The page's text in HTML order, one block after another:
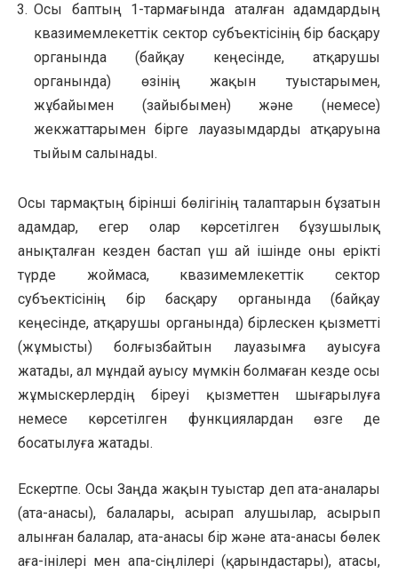
Осы баптың 1-тармағында аталған адамдардың
квазимемлекеттік сектор субъектісінің бір басқару
органында (байқау кеңесінде, атқарушы
органында) өзінің жақын туыстарымен,
жұбайымен (зайыбымен) және (немесе)
жекжаттарымен бірге лауазымдарды атқаруына
тыйым салынады.
Осы тармақтың бірінші бөлігінің талаптарын бұзатын
адамдар, егер олар көрсетілген бұзушылық
анықталған кезден бастап үш ай ішінде оны ерікті
түрде жоймаса, квазимемлекеттік сектор
субъектісінің бір басқару органында (байқау
кеңесінде, атқарушы органында) бірлескен қызметті
(жұмысты) болғызбайтын лауазымға ауысуға
жатады, ал мұндай ауысу мүмкін болмаған кезде осы
жұмыскерлердің біреуі қызметтен шығарылуға
немесе көрсетілген функциялардан өзге де
босатылуға жатады.
Ескертпе. Осы Заңда жақын туыстар деп ата-аналары
(ата-анасы), балалары, асырап алушылар, асырып
алынған балалар, ата-анасы бір және ата-анасы бөлек
аға-інілері мен апа-сіңлілері (қарындастары), атасы,